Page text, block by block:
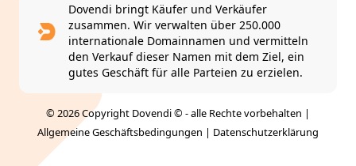
Dovendi bringt Käufer und Verkäufer
zusammen. Wir verwalten über 250.000
internationale Domainnamen und vermitteln
den Verkauf dieser Namen mit dem Ziel, ein
gutes Geschäft für alle Parteien zu erzielen.
© 2026 Copyright Dovendi © - alle Rechte vorbehalten |
Allgemeine Geschäftsbedingungen | Datenschutzerklärung